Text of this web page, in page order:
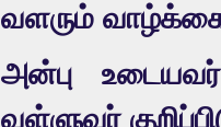
வளரும்
அன்பு உடையவர்
வள்ளுவர்